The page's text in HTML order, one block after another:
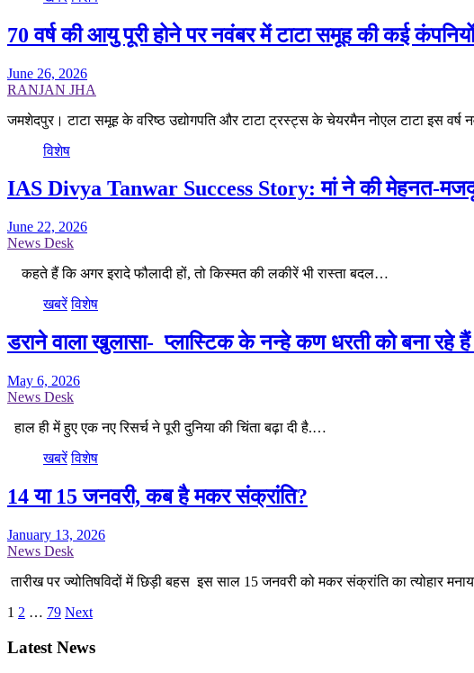
70 वर्ष की आयु पूरी होने पर नवंबर में टाटा समूह की कई
June 26, 2026
RANJAN JHA
जमशेदपुर। टाटा समूह के वरिष्ठ उद्योगपति और टाटा ट्रस्ट्स के चेयरमैन नोएल टाटा इस वर्ष
विशेष
IAS Divya Tanwar Success Story: मां ने की मेहनत-
June 22, 2026
News Desk
कहते हैं कि अगर इरादे फौलादी हों, तो किस्मत की लकीरें भी रास्ता बदल…
खबरें विशेष
डराने वाला खुलासा- प्लास्टिक के नन्हे कण धरती को बना रहे
May 6, 2026
News Desk
हाल ही में हुए एक नए रिसर्च ने पूरी दुनिया की चिंता बढ़ा दी है.…
खबरें विशेष
14 या 15 जनवरी, कब है मकर संक्रांति?
January 13, 2026
News Desk
तारीख पर ज्योतिषविदों में छिड़ी बहस इस साल 15 जनवरी को मकर संक्रांति का त्योहार
Posts
pagination
1 2 … 79 Next
Latest News